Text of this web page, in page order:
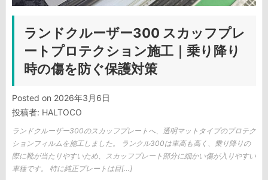
ランドクルーザー300 スカッフプレ
ートプロテクション施工｜乗り降り
時の傷を防ぐ保護対策
Posted on 2026年3月6日
投稿者: HALTOCO
ランドクルーザー300のスカッフプレートへ、透明マットタイプのプロテク
ションフィルムを施工しました。 ランクル300は車高も高く、乗り降りの
際に靴が当たりやすいため、スカッフプレート部分に細かい傷が入りやすい
車種です。 特に純正プレートは目[…]